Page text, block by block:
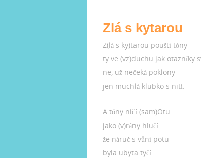
Zlá s kytarou
Z(lá s ky)tarou pouští tóny
ty ve (vz)duchu jak otazníky
ne, už nečeká poklony
jen muchlá klubko s nití.
A tóny ničí (sam)Otu
jako (v)rány hlučí
že náruč s vůní potu
byla ubyta tyčí.